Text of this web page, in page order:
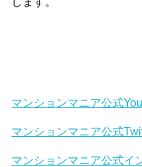
マンションマニア公式
マンションマニア公式
マンションマニア公式イ